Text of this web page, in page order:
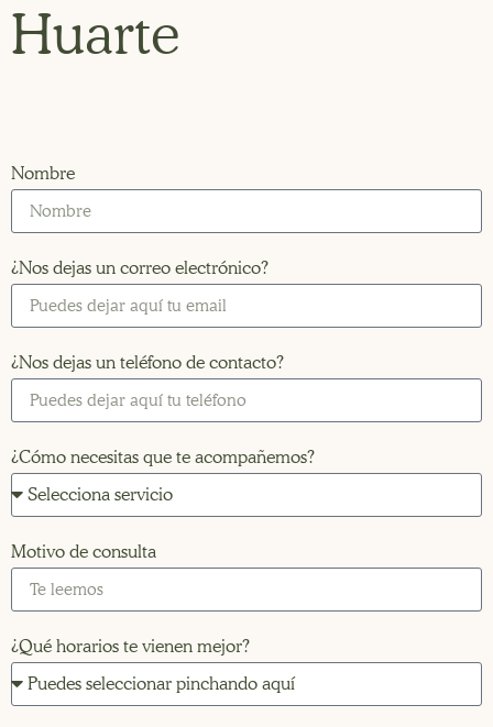
Huarte
Nombre
¿Nos dejas un correo electrónico?
¿Nos dejas un teléfono de contacto?
¿Cómo necesitas que te acompañemos?
Motivo de consulta
¿Qué horarios te vienen mejor?